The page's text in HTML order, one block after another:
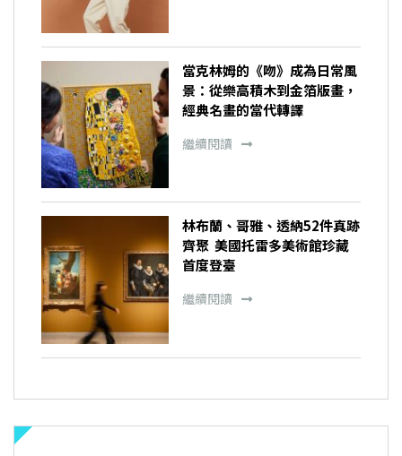
當克林姆的《吻》成為日常風
景：從樂高積木到金箔版畫，
經典名畫的當代轉譯
繼續閱讀
林布蘭、哥雅、透納52件真跡
齊聚 美國托雷多美術館珍藏
首度登臺
繼續閱讀